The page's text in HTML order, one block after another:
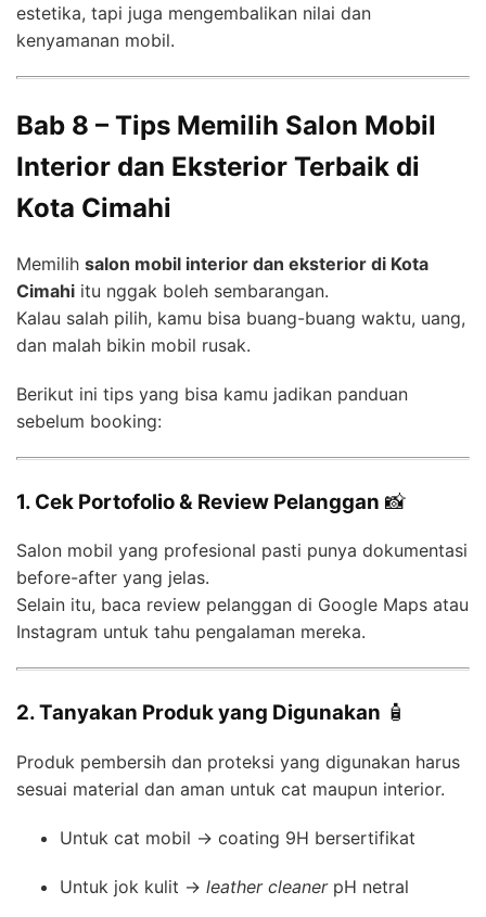
estetika, tapi juga mengembalikan nilai dan
kenyamanan mobil.
Bab 8 – Tips Memilih Salon Mobil
Interior dan Eksterior Terbaik di
Kota Cimahi
Memilih salon mobil interior dan eksterior di Kota
Cimahi itu nggak boleh sembarangan.
Kalau salah pilih, kamu bisa buang-buang waktu, uang,
dan malah bikin mobil rusak.
Berikut ini tips yang bisa kamu jadikan panduan
sebelum booking:
1. Cek Portofolio & Review Pelanggan 📸
Salon mobil yang profesional pasti punya dokumentasi
before-after yang jelas.
Selain itu, baca review pelanggan di Google Maps atau
Instagram untuk tahu pengalaman mereka.
2. Tanyakan Produk yang Digunakan 🧴
Produk pembersih dan proteksi yang digunakan harus
sesuai material dan aman untuk cat maupun interior.
Untuk cat mobil → coating 9H bersertifikat
Untuk jok kulit → leather cleanerpH netral